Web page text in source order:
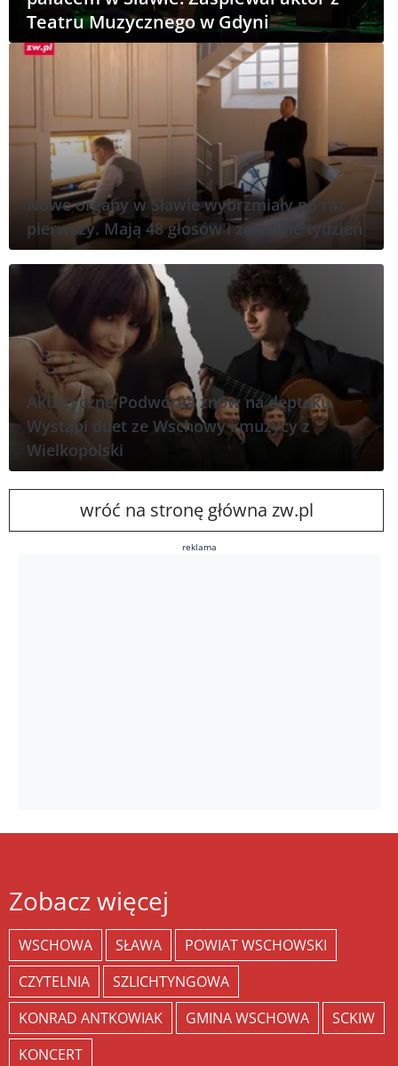
Teatru Muzycznego w Gdyni
Nowe organy w Sławie wybrzmiały po raz
pierwszy. Mają 48 głosów i zaledwie tydzień
Akustyczne Podwórka znów na deptaku.
Wystąpi duet ze Wschowy i muzycy z
Wielkopolski
wróć na stronę główna zw.pl
reklama
Zobacz więcej
WSCHOWA SŁAWA
POWIAT WSCHOWSKI
CZYTELNIA
SZLICHTYNGOWA
KONRAD ANTKOWIAK
GMINA WSCHOWA
SCKIW
KONCERT